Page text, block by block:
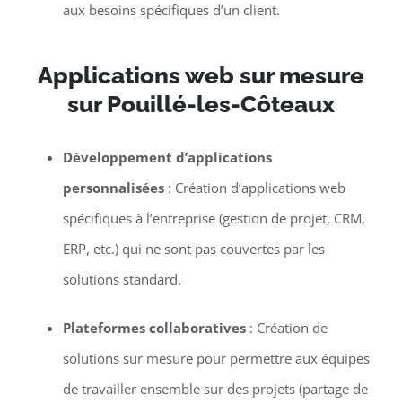
aux besoins spécifiques d’un client.
Applications web sur mesure
sur Pouillé-les-Côteaux
Développement d’applications
personnalisées: Création d’applications web
spécifiques à l’entreprise (gestion de projet, CRM,
ERP, etc.) qui ne sont pas couvertes par les
solutions standard.
Plateformes collaboratives: Création de
solutions sur mesure pour permettre aux équipes
de travailler ensemble sur des projets (partage de